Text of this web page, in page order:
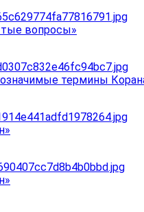
вопросы»
термины